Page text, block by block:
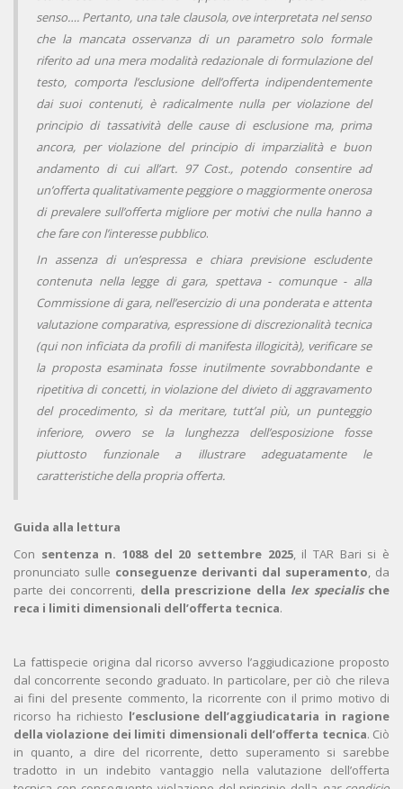
senso…. Pertanto, una tale clausola, ove interpretata nel senso
che la mancata osservanza di un parametro solo formale
riferito ad una mera modalità redazionale di formulazione del
testo, comporta l’esclusione dell’offerta indipendentemente
dai suoi contenuti, è radicalmente nulla per violazione del
principio di tassatività delle cause di esclusione ma, prima
ancora, per violazione del principio di imparzialità e buon
andamento di cui all’art. 97 Cost., potendo consentire ad
un’offerta qualitativamente peggiore o maggiormente onerosa
di prevalere sull’offerta migliore per motivi che nulla hanno a
che fare con l’interesse pubblico.
In assenza di un’espressa e chiara previsione escludente
contenuta nella legge di gara, spettava - comunque - alla
Commissione di gara, nell’esercizio di una ponderata e attenta
valutazione comparativa, espressione di discrezionalità tecnica
(qui non inficiata da profili di manifesta illogicità), verificare se
la proposta esaminata fosse inutilmente sovrabbondante e
ripetitiva di concetti, in violazione del divieto di aggravamento
del procedimento, sì da meritare, tutt’al più, un punteggio
inferiore, ovvero se la lunghezza dell’esposizione fosse
piuttosto funzionale a illustrare adeguatamente le
caratteristiche della propria offerta.
Guida alla lettura
Con sentenza n. 1088 del 20 settembre 2025, il TAR Bari si è
pronunciato sulle conseguenze derivanti dal superamento, da
parte dei concorrenti, della prescrizione della lex specialische
reca i limiti dimensionali dell’offerta tecnica.
La fattispecie origina dal ricorso avverso l’aggiudicazione proposto
dal concorrente secondo graduato. In particolare, per ciò che rileva
ai fini del presente commento, la ricorrente con il primo motivo di
ricorso ha richiesto l’esclusione dell’aggiudicataria in ragione
della violazione dei limiti dimensionali dell’offerta tecnica. Ciò
in quanto, a dire del ricorrente, detto superamento si sarebbe
tradotto in un indebito vantaggio nella valutazione dell’offerta